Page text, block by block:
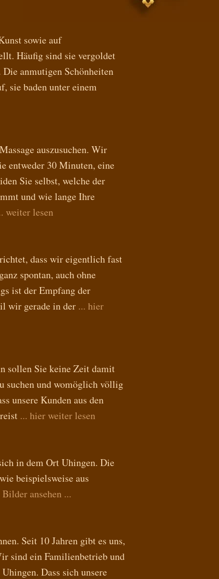
sowie auf
Häufig sind sie vergoldet
anmutigen Schönheiten
sie baden unter einem
auszusuchen. Wir
entweder 30 Minuten, eine
Sie selbst, welche der
und wie lange Ihre
weiter lesen
dass wir eigentlich fast
spontan, auch ohne
ist der Empfang der
wir gerade in der ... hier
sollen Sie keine Zeit damit
suchen und womöglich völlig
unsere Kunden aus den
... hier weiter lesen
in dem Ort Uhingen. Die
beispielsweise aus
ansehen ...
Seit 10 Jahren gibt es uns,
sind ein Familienbetrieb und
Dass sich unsere